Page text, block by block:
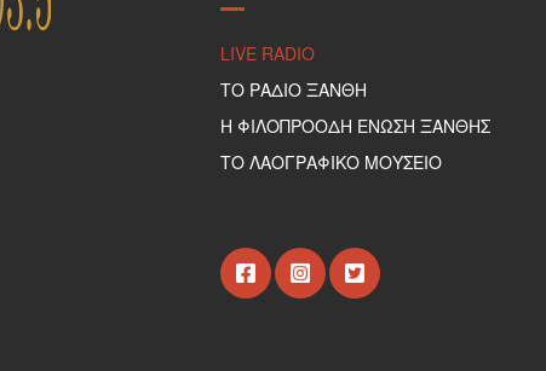
LIVE RADIO
ΤΟ ΡΑΔΙΟ ΞΑΝΘΗ
Η ΦΙΛΟΠΡΟΟΔΗ ΕΝΩΣΗ ΞΑΝΘΗΣ
ΤΟ ΛΑΟΓΡΑΦΙΚΟ ΜΟΥΣΕΙΟ